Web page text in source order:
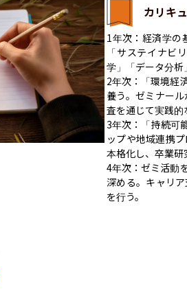
カリキ
1年次：経済学の
「サステイナビ
学」「データ分析
2年次：「環境経
養う。ゼミナー
査を通じて実践的
3年次：「持続可
ップや地域連携
本格化し、卒業研
4年次：ゼミ活動
深める。キャリ
を行う。